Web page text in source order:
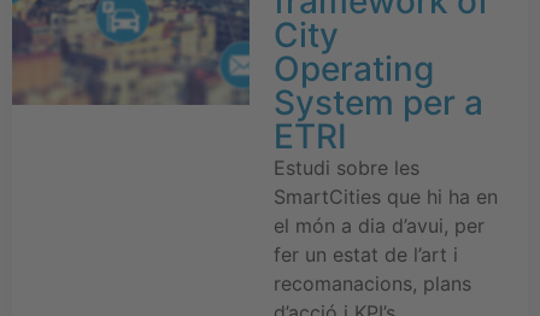
City
Operating
System per a
ETRI
Estudi sobre les
SmartCities que hi ha en
el món a dia d’avui, per
fer un estat de l’art i
recomanacions, plans